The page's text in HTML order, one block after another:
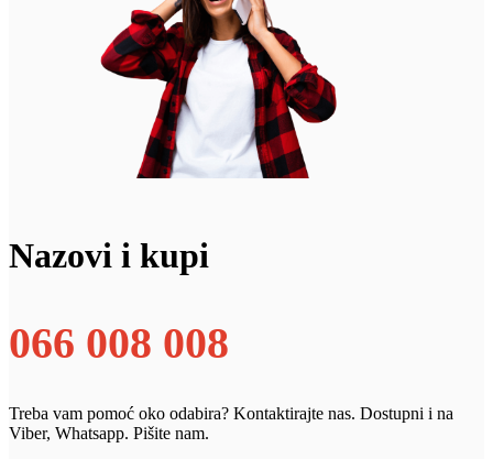
Nazovi i kupi
066 008 008
Treba vam pomoć oko odabira? Kontaktirajte nas. Dostupni i na
Viber, Whatsapp. Pišite nam.